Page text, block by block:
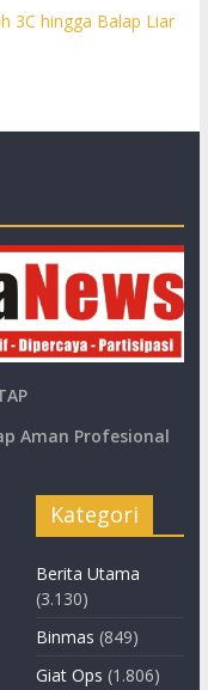
3C hingga Balap Liar
Aman Profesional
Kategori
Berita Utama
(3.130)
Binmas (849)
Giat Ops (1.806)